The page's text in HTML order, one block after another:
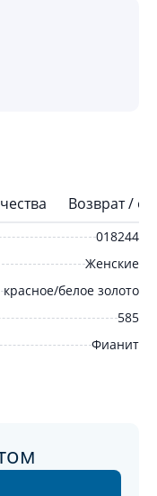
Возврат /
018244
Женские
красное/белое золото
585
Фианит